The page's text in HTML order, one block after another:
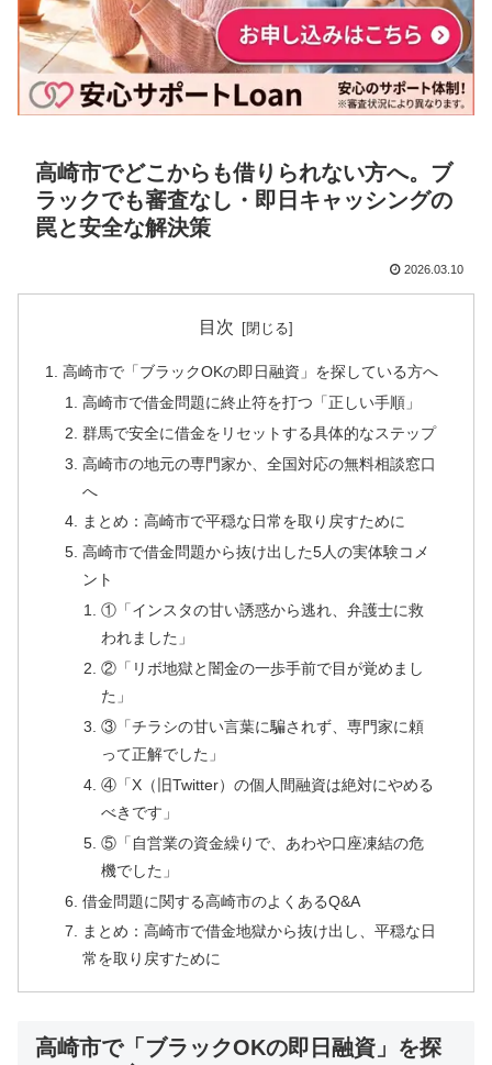
高崎市でどこからも借りられない方へ。ブ
ラックでも審査なし・即日キャッシングの
罠と安全な解決策
2026.03.10
目次
高崎市で「ブラックOKの即日融資」を探している方へ
高崎市で借金問題に終止符を打つ「正しい手順」
群馬で安全に借金をリセットする具体的なステップ
高崎市の地元の専門家か、全国対応の無料相談窓口
へ
まとめ：高崎市で平穏な日常を取り戻すために
高崎市で借金問題から抜け出した5人の実体験コメ
ント
①「インスタの甘い誘惑から逃れ、弁護士に救
われました」
②「リボ地獄と闇金の一歩手前で目が覚めまし
た」
③「チラシの甘い言葉に騙されず、専門家に頼
って正解でした」
④「X（旧Twitter）の個人間融資は絶対にやめる
べきです」
⑤「自営業の資金繰りで、あわや口座凍結の危
機でした」
借金問題に関する高崎市のよくあるQ&A
まとめ：高崎市で借金地獄から抜け出し、平穏な日
常を取り戻すために
高崎市で「ブラックOKの即日融資」を探